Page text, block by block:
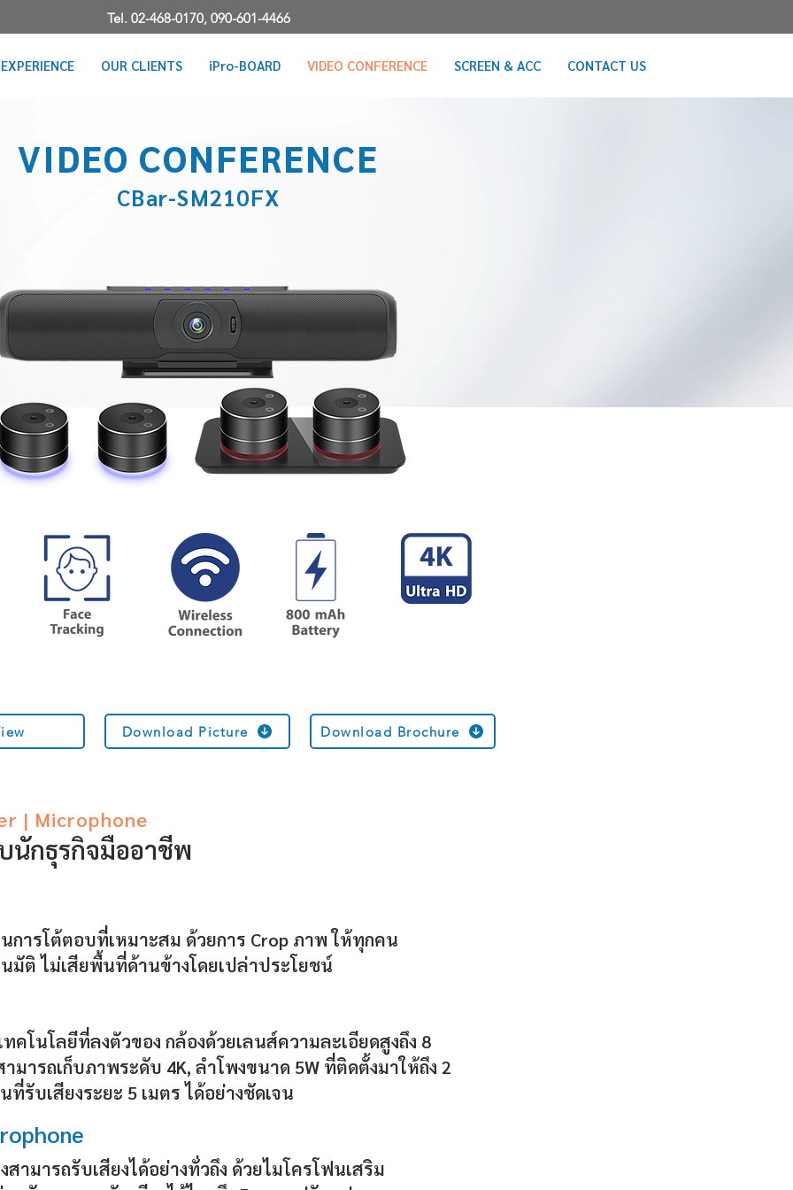
Tel. 02-468-0170, 090-601-4466
EXPERIENCE OUR CLIENTS iPro-BOARD VIDEO CONFERENCE SCREEN & ACC CONTACT US
VIDEO CONFERENCE
CBar-SM210FX
Download Picture Download Brochure
| Microphone
นักธุรกิจมืออาชีพ
การโต้ตอบที่เหมาะสม ด้วยการ Crop ภาพ ให้ทุกคน
มัติ ไม่เสียพื้นที่ด้านข้างโดยเปล่าประโยชน์
คโนโลยีที่ลงตัวของ กล้องด้วยเลนส์ความละเอียดสูงถึง 8
มารถเก็บภาพระดับ 4K, ลำโพงขนาด 5W ที่ติดตั้งมาให้ถึง 2
รับเสียงระยะ 5 เมตร ได้อย่างชัดเจน
ามารถรับเสียงได้อย่างทั่วถึง ด้วยไมโครโฟนเสริม